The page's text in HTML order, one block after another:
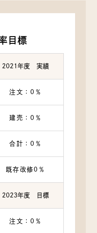
目標
2021年度 実績
注文：0％
建売：0％
合計：0％
既存改修0％
2023年度 目標
注文：0％